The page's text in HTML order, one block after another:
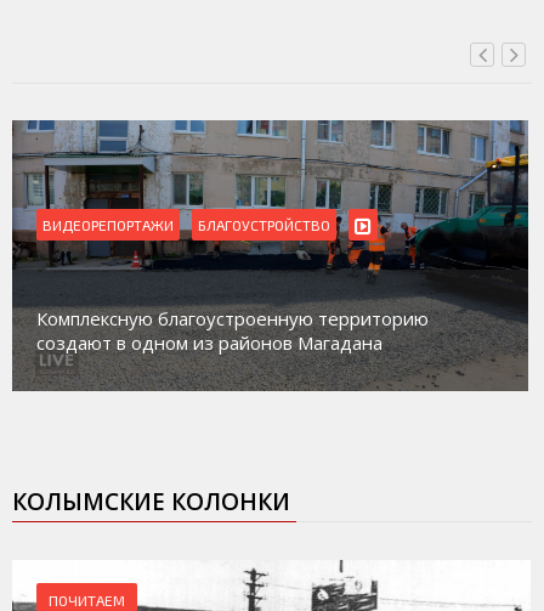
ВИДЕОРЕПОРТАЖИ БЛАГОУСТРОЙСТВО
Комплексную благоустроенную территорию
создают в одном из районов Магадана
КОЛЫМСКИЕ КОЛОНКИ
ПОЧИТАЕМ